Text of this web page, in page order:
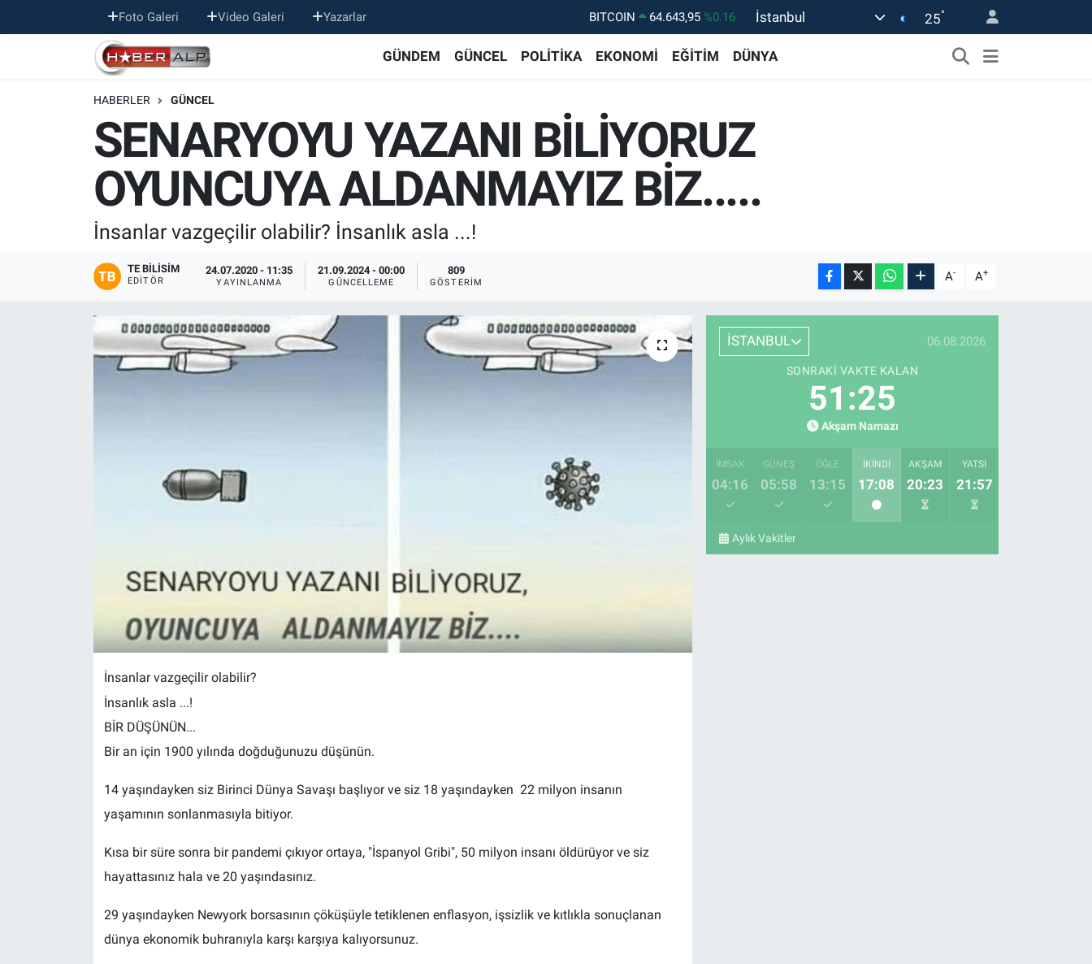
Foto Galeri Video Galeri Yazarlar
EURO
55,0250
%0.02
GRAM ALTIN
BİST100
13.799 %70
İstanbul 25°
GÜNDEM GÜNCEL POLİTİKA EKONOMİ EĞİTİM DÜNYA
HABERLER GÜNCEL
SENARYOYU YAZANI BİLİYORUZ
OYUNCUYA ALDANMAYIZ BİZ.....
İnsanlar vazgeçilir olabilir? İnsanlık asla ...!
TE BILISIM
EDITÖR
24.07.2020 - 11:35
YAYINLANMA
21.09.2024 - 00:00
GÜNCELLEME
809
GÖSTERIM A- A+
İnsanlar vazgeçilir olabilir?
İnsanlık asla ...!
BİR DÜŞÜNÜN...
Bir an için 1900 yılında doğduğunuzu düşünün.
14 yaşındayken siz Birinci Dünya Savaşı başlıyor ve siz 18 yaşındayken 22 milyon insanın
yaşamının sonlanmasıyla bitiyor.
Kısa bir süre sonra bir pandemi çıkıyor ortaya, "İspanyol Gribi", 50 milyon insanı öldürüyor ve siz
hayattasınız hala ve 20 yaşındasınız.
29 yaşındayken Newyork borsasının çöküşüyle tetiklenen enflasyon, işsizlik ve kıtlıkla sonuçlanan
dünya ekonomik buhranıyla karşı karşıya kalıyorsunuz.
İSTANBUL 06.08.2026
SONRAKI VAKTE KALAN
51:24
Akşam Namazı
İMSAK
04:16
GÜNEŞ
05:58
ÖĞLE
13:15
İKINDI
17:08
AKŞAM
20:23
YATSI
21:57
Aylık Vakitler
Nöbetçi Eczaneler
Hava Durumu
Trafik Durumu
Süper Lig Puan Durumu ve Fikstür
Tüm Manşetler
Son Dakika Haberleri